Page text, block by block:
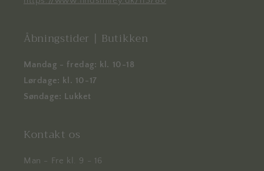
Åbningstider | Butikken
Mandag - fredag: kl. 10-18
Lørdage: kl. 10-17
Søndage: Lukket
Kontakt os
Man - Fre kl. 9 - 16